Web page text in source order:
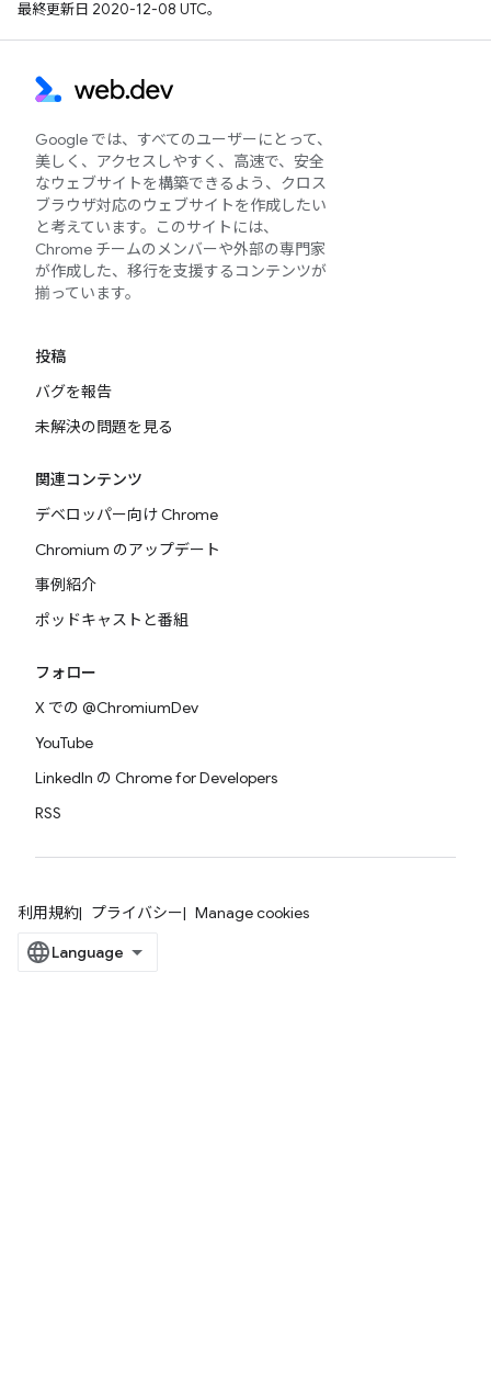
最終更新日 2020-12-08 UTC。
Google では、すべてのユーザーにとって、
美しく、アクセスしやすく、高速で、安全
なウェブサイトを構築できるよう、クロス
ブラウザ対応のウェブサイトを作成したい
と考えています。このサイトには、
Chrome チームのメンバーや外部の専門家
が作成した、移行を支援するコンテンツが
揃っています。
投稿
バグを報告
未解決の問題を見る
関連コンテンツ
デベロッパー向け Chrome
Chromium のアップデート
事例紹介
ポッドキャストと番組
フォロー
X での @ChromiumDev
YouTube
LinkedIn の Chrome for Developers
RSS
利用規約 プライバシー Manage cookies